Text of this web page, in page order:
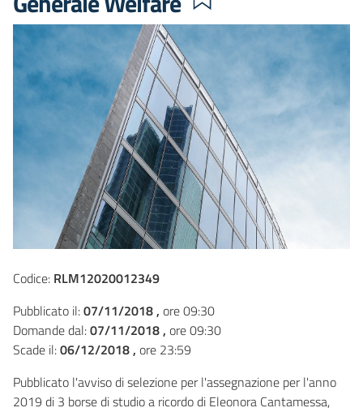
Codice: RLM12020012349
Pubblicato il:07/11/2018 , ore 09:30
Domande dal:07/11/2018 , ore 09:30
Scade il:06/12/2018 , ore 23:59
Pubblicato l'avviso di selezione per l'assegnazione per l'anno
2019 di 3 borse di studio a ricordo di Eleonora Cantamessa,